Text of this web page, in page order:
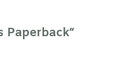
Paperback“